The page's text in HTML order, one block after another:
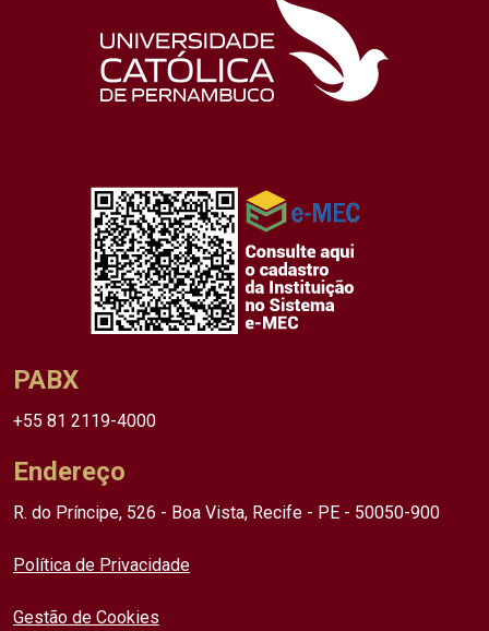
PABX
+55 81 2119-4000
Endereço
R. do Príncipe, 526 - Boa Vista, Recife - PE - 50050-900
Política de Privacidade
Gestão de Cookies